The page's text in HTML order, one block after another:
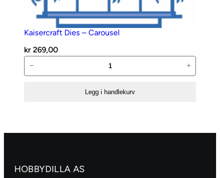
Kaisercraft Dies – Carousel
kr 269,00
Dies
− +
Legg i handlekurv
HOBBYDILLA AS